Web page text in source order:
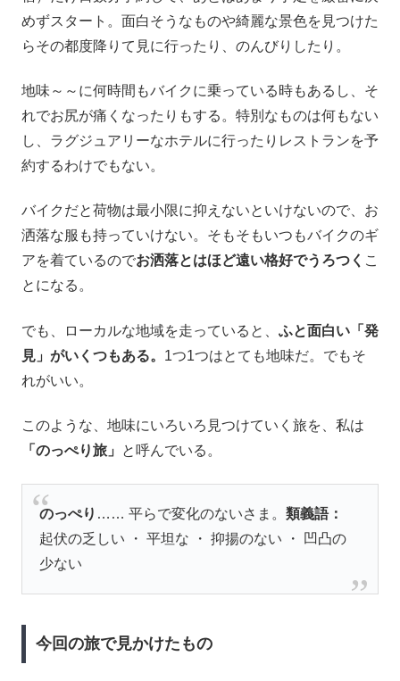
めずスタート。面白そうなものや綺麗な景色を見つけた
らその都度降りて見に行ったり、のんびりしたり。
地味～～に何時間もバイクに乗っている時もあるし、そ
れでお尻が痛くなったりもする。特別なものは何もない
し、ラグジュアリーなホテルに行ったりレストランを予
約するわけでもない。
バイクだと荷物は最小限に抑えないといけないので、お
洒落な服も持っていけない。そもそもいつもバイクのギ
アを着ているのでお洒落とはほど遠い格好でうろつく こ
とになる。
でも、ローカルな地域を走っていると、 ふと面白い「発
見」がいくつもある。 1つ1つはとても地味だ。でもそ
れがいい。
このような、地味にいろいろ見つけていく旅を、私は
「のっぺり旅」
と呼んでいる。
のっぺり …… 平らで変化のないさま。類義語：
起伏の乏しい ・ 平坦な ・ 抑揚のない ・ 凹凸の
少ない
今回の旅で見かけたもの